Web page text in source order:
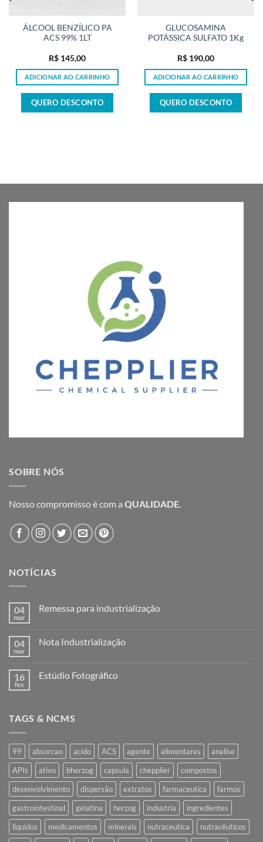
ÁLCOOL BENZÍLICO PA
ACS 99% 1LT
R$ 145,00
ADICIONAR AO CARRINHO
QUERO DESCONTO
GLUCOSAMINA
POTÁSSICA SULFATO 1Kg
R$ 190,00
ADICIONAR AO CARRINHO
QUERO DESCONTO
SOBRE NÓS
Nosso compromisso é com a QUALIDADE.
NOTÍCIAS
04
mar
Remessa para industrialização
Remessa
04
mar
Nota Industrialização
Nota
16
fev
Estúdio Fotográfico
Fotográfico
TAGS & NCMS
99 absorcao acido ACS agente alimentares
analise
APIs
ativo bherzog capsula chepplier
compostos
desenvolvimento
dispersão extratos farmaceutica
farmos
gastrointestinal
gelatina herzog industria
ingredientes
liquidos
medicamentos minerais nutraceutica
nutracêuticos